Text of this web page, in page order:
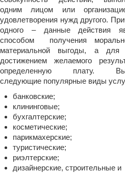
одним лицом или
удовлетворения нужд другого.
одного – данные действия
способом получения
материальной выгоды, а для
достижением желаемого
определенную плату.
следующие популярные виды
банковские;
клининговые;
бухгалтерские;
косметические;
парикмахерские;
туристические;
риэлтерские;
дизайнерские, строительные и